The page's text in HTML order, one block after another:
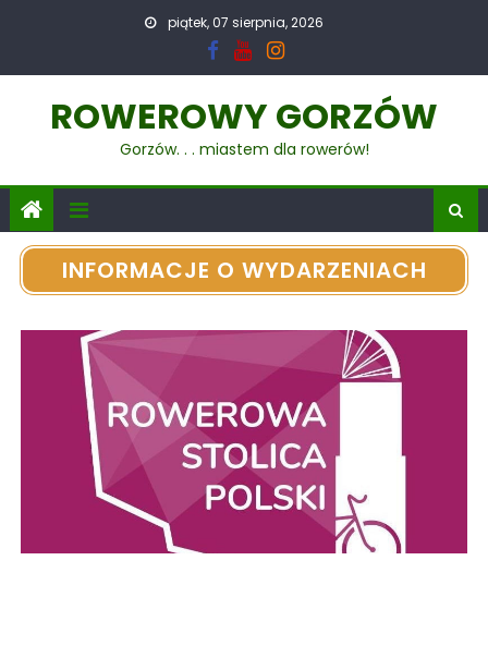
piątek, 07 sierpnia, 2026
ROWEROWY GORZÓW
Gorzów. . . miastem dla rowerów!
INFORMACJE O WYDARZENIACH